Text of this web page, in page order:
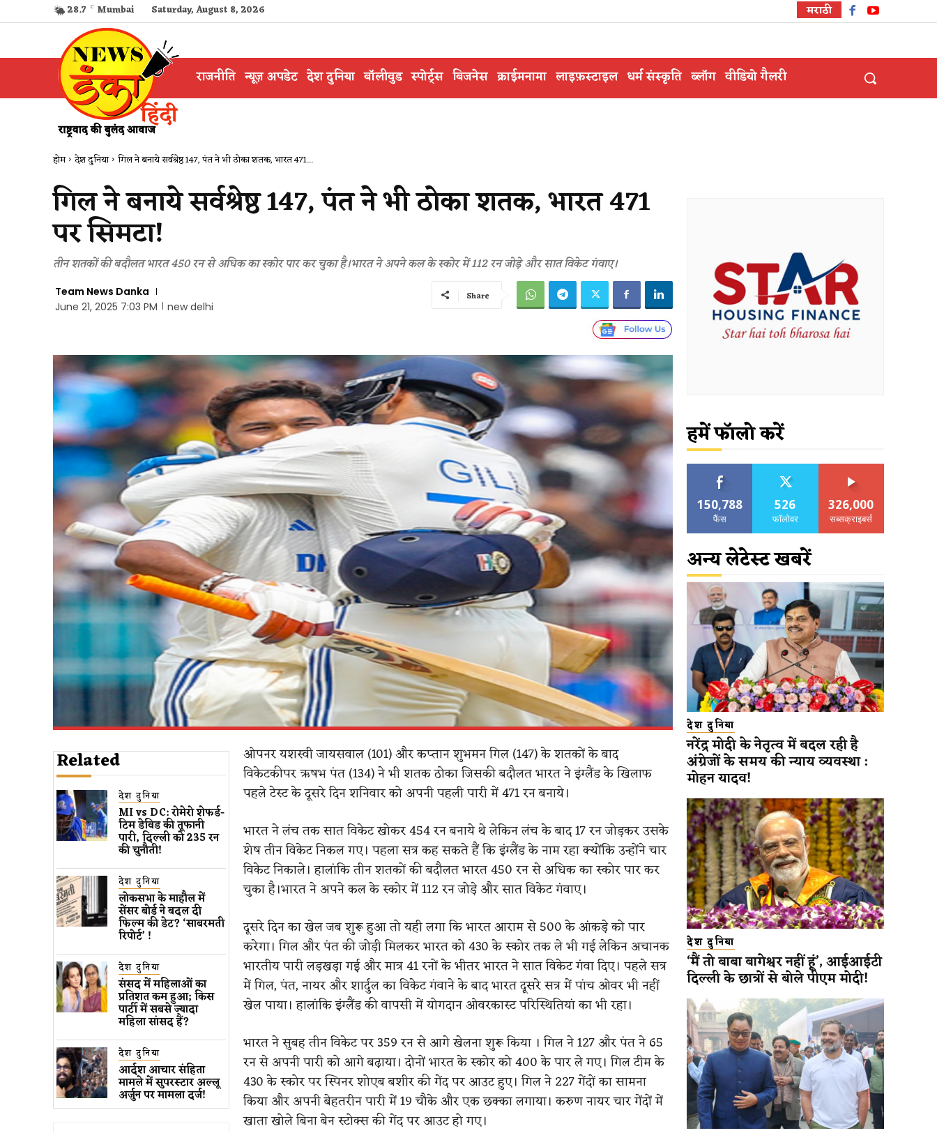
28.7 C Mumbai Saturday, August 8, 2026 मराठी
राजनीति न्यूज़ अपडेट देश दुनिया बॉलीवुड स्पोर्ट्स बिजनेस क्राईमनामा लाइफ़स्टाइल धर्म संस्कृति ब्लॉग वीडियो गैलरी
होम देश दुनिया गिल ने बनाये सर्वश्रेष्ठ 147, पंत ने भी ठोका शतक, भारत 471...
गिल ने बनाये सर्वश्रेष्ठ 147, पंत ने भी ठोका शतक, भारत 471
पर सिमटा!
तीन शतकों की बदौलत भारत 450 रन से अधिक का स्कोर पार कर चुका है।भारत ने अपने कल के स्कोर में 112 रन जोड़े और सात विकेट गंवाए।
Team News Danka
June 21, 2025 7:03 PM
new delhi
Share
Related
देश दुनिया
MI vs DC: रोमेरो शेफर्ड-
टिम डेविड की तूफानी
पारी, दिल्ली को 235 रन
की चुनौती!
देश दुनिया
लोकसभा के माहौल में
सेंसर बोर्ड ने बदल दी
फिल्म की डेट? ‘साबरमती
रिपोर्ट’ !
देश दुनिया
संसद में महिलाओं का
प्रतिशत कम ​हुआ​; किस
पार्टी में सबसे ज्यादा
महिला सांसद हैं?
देश दुनिया
आर्दश आचार संहिता
मामले में सुपरस्टार अल्लू
अर्जुन पर मामला दर्ज!
ओपनर यशस्वी जायसवाल (101) और कप्तान शुभमन गिल (147) के शतकों के बाद
विकेटकीपर ऋषभ पंत (134) ने भी शतक ठोका जिसकी बदौलत भारत ने इंग्लैंड के खिलाफ
पहले टेस्ट के दूसरे दिन शनिवार को अपनी पहली पारी में 471 रन बनाये।
भारत ने लंच तक सात विकेट खोकर 454 रन बनाये थे लेकिन लंच के बाद 17 रन जोड़कर उसके
शेष तीन विकेट निकल गए। पहला सत्र कह सकते हैं कि इंग्लैंड के नाम रहा क्योंकि उन्होंने चार
विकेट निकाले। हालांकि तीन शतकों की बदौलत भारत 450 रन से अधिक का स्कोर पार कर
चुका है।भारत ने अपने कल के स्कोर में 112 रन जोड़े और सात विकेट गंवाए।
दूसरे दिन का खेल जब शुरू हुआ तो यही लगा कि भारत आराम से 500 के आंकड़े को पार
करेगा। गिल और पंत की जोड़ी मिलकर भारत को 430 के स्कोर तक ले भी गई लेकिन अचानक
भारतीय पारी लड़खड़ा गई और मात्र 41 रनों के भीतर भारत ने सात विकेट गंवा दिए। पहले सत्र
में गिल, पंत, नायर और शार्दुल का विकेट गंवाने के बाद भारत दूसरे सत्र में पांच ओवर भी नहीं
खेल पाया। हालांकि इंग्लैंड की वापसी में योगदान ओवरकास्ट परिस्थितियां का भी रहा।
भारत ने सुबह तीन विकेट पर 359 रन से आगे खेलना शुरू किया । गिल ने 127 और पंत ने 65
रन से अपनी पारी को आगे बढ़ाया। दोनों भारत के स्कोर को 400 के पार ले गए। गिल टीम के
430 के स्कोर पर स्पिनर शोएब बशीर की गेंद पर आउट हुए। गिल ने 227 गेंदों का सामना
किया और अपनी बेहतरीन पारी में 19 चौके और एक छक्का लगाया। करुण नायर चार गेंदों में
खाता खोले बिना बेन स्टोक्स की गेंद पर आउट हो गए।
हमें फॉलो करें
150,788
फैंस
526
फॉलोवर
326,000
सब्सक्राइबर्स
अन्य लेटेस्ट खबरें
देश दुनिया
नरेंद्र मोदी के नेतृत्व में बदल रही है
अंग्रेजों के समय की न्याय व्यवस्था :
मोहन यादव!
देश दुनिया
‘मैं तो बाबा बागेश्वर नहीं हूं’, आईआईटी
दिल्ली के छात्रों से बोले पीएम मोदी!